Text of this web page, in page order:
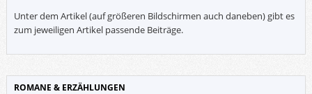
Unter dem Artikel (auf größeren Bildschirmen auch daneben) gibt es
zum jeweiligen Artikel passende Beiträge.
ROMANE & ERZÄHLUNGEN